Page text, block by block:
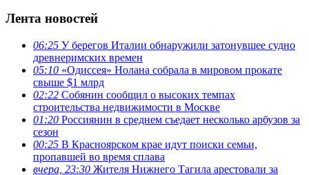
Лента новостей
06:25 У берегов Италии обнаружили затонувшее судно
древнеримских времен
05:10 «Одиссея» Нолана собрала в мировом прокате
свыше $1 млрд
02:22 Собянин сообщил о высоких темпах
строительства недвижимости в Москве
01:20 Россиянин в среднем съедает несколько арбузов за
сезон
00:25 В Красноярском крае идут поиски семьи,
пропавшей во время сплава
вчера, 23:30 Жителя Нижнего Тагила арестовали за